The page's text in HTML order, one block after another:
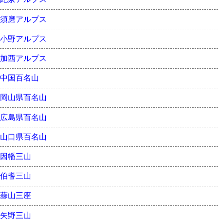
須磨アルプス
小野アルプス
加西アルプス
中国百名山
岡山県百名山
広島県百名山
山口県百名山
因幡三山
伯耆三山
蒜山三座
矢野三山